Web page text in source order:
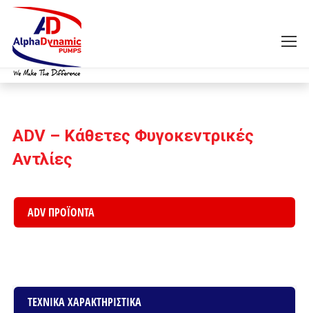
ADV – Κάθετες Φυγοκεντρικές
Αντλίες
ADV ΠΡΟΪΟΝΤΑ
ΤΕΧΝΙΚΑ ΧΑΡΑΚΤΗΡΙΣΤΙΚΑ